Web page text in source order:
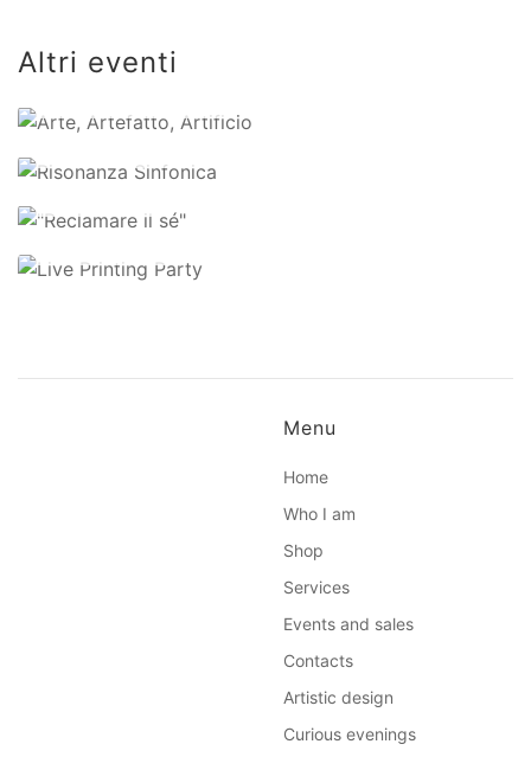
Altri eventi
Artificio
Risonanza
18 October 2023
il sé"
14 March
Live
Printing
Menu
Home
Who I am
Shop
Services
Events and sales
Contacts
Artistic design
Curious evenings